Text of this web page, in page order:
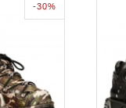
-30%